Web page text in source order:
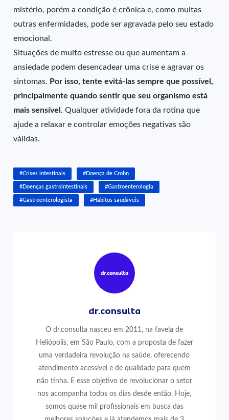
mistério, porém a condição é crônica e, como muitas
outras enfermidades, pode ser agravada pelo seu estado
emocional.
Situações de muito estresse ou que aumentam a
ansiedade podem desencadear uma crise e agravar os
sintomas. Por isso, tente evitá-las sempre que possível,
principalmente quando sentir que seu organismo está
mais sensível.Qualquer atividade fora da rotina que
ajude a relaxar e controlar emoções negativas são
válidas.
#Crises intestinais #Doença de Crohn
#Doenças gastrointestinais #Gastroenterologia
#Gastroenterologista #Hábitos saudáveis
dr.consulta
O dr.consulta nasceu em 2011, na favela de
Heliópolis, em São Paulo, com a proposta de fazer
uma verdadeira revolução na saúde, oferecendo
atendimento acessível e de qualidade para quem
não tinha. E esse objetivo de revolucionar o setor
nos acompanha todos os dias desde então. Hoje,
somos quase mil profissionais em busca das